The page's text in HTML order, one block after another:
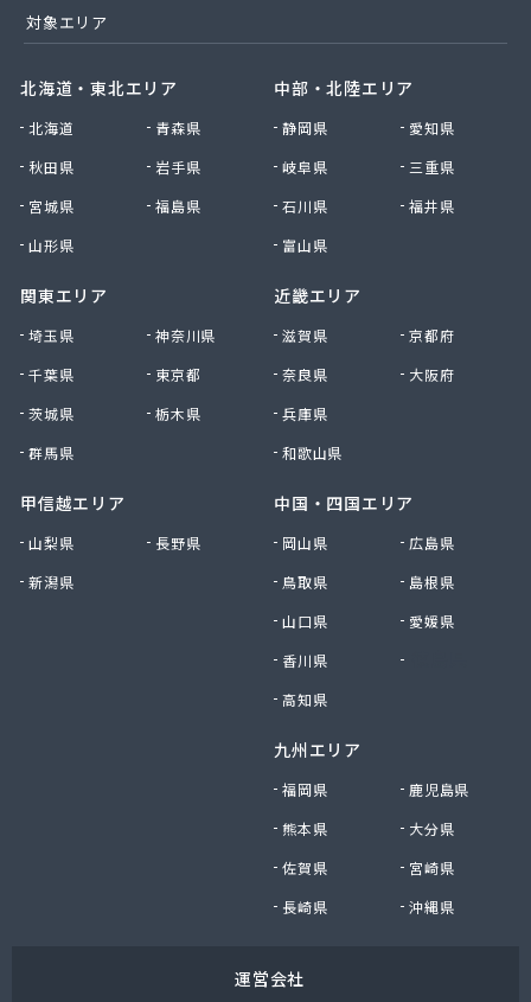
対象エリア
北海道・東北エリア
北海道
青森県
秋田県
岩手県
宮城県
福島県
山形県
関東エリア
埼玉県
神奈川県
千葉県
東京都
茨城県
栃木県
群馬県
甲信越エリア
山梨県
長野県
新潟県
中部・北陸エリア
静岡県
愛知県
岐阜県
三重県
石川県
福井県
富山県
近畿エリア
滋賀県
京都府
奈良県
大阪府
兵庫県
和歌山県
中国・四国エリア
岡山県
広島県
鳥取県
島根県
山口県
愛媛県
香川県
高知県
九州エリア
福岡県
鹿児島県
熊本県
大分県
佐賀県
宮崎県
長崎県
沖縄県
運営会社